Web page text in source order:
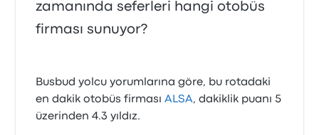
zamanında seferleri hangi otobüs
firması sunuyor?
Busbud yolcu yorumlarına göre, bu rotadaki
en dakik otobüs firmasıALSA, dakiklik puanı 5
üzerinden 4.3 yıldız.